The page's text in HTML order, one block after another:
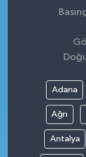
Adana
Ağrı
Antalya